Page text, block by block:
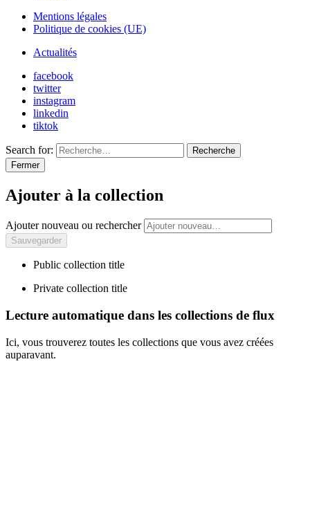
Mentions légales
Politique de cookies (UE)
Actualités
facebook
twitter
instagram
linkedin
tiktok
Search for:
Recherche
Fermer
Ajouter à la collection
Ajouter nouveau ou rechercher
Public collection title
Private collection title
Lecture automatique dans les collections de flux
Ici, vous trouverez toutes les collections que vous avez créées
auparavant.